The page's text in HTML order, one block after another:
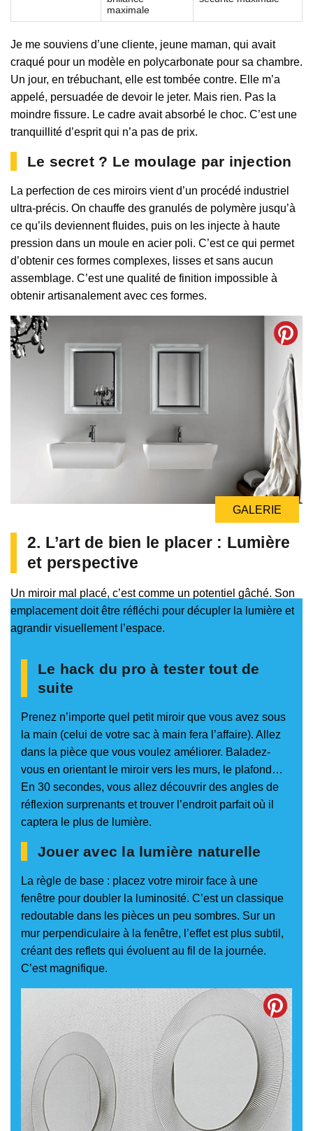
maximale
Je me souviens d’une cliente, jeune maman, qui avait
craqué pour un modèle en polycarbonate pour sa chambre.
Un jour, en trébuchant, elle est tombée contre. Elle m’a
appelé, persuadée de devoir le jeter. Mais rien. Pas la
moindre fissure. Le cadre avait absorbé le choc. C’est une
tranquillité d’esprit qui n’a pas de prix.
Le secret ? Le moulage par injection
La perfection de ces miroirs vient d’un procédé industriel
ultra-précis. On chauffe des granulés de polymère jusqu’à
ce qu’ils deviennent fluides, puis on les injecte à haute
pression dans un moule en acier poli. C’est ce qui permet
d’obtenir ces formes complexes, lisses et sans aucun
assemblage. C’est une qualité de finition impossible à
obtenir artisanalement avec ces formes.
GALERIE
2. L’art de bien le placer : Lumière
et perspective
Un miroir mal placé, c’est comme un potentiel gâché. Son
emplacement doit être réfléchi pour décupler la lumière et
agrandir visuellement l’espace.
Le hack du pro à tester tout de
suite
Prenez n’importe quel petit miroir que vous avez sous
la main (celui de votre sac à main fera l’affaire). Allez
dans la pièce que vous voulez améliorer. Baladez-
vous en orientant le miroir vers les murs, le plafond…
En 30 secondes, vous allez découvrir des angles de
réflexion surprenants et trouver l’endroit parfait où il
captera le plus de lumière.
Jouer avec la lumière naturelle
La règle de base : placez votre miroir face à une
fenêtre pour doubler la luminosité. C’est un classique
redoutable dans les pièces un peu sombres. Sur un
mur perpendiculaire à la fenêtre, l’effet est plus subtil,
créant des reflets qui évoluent au fil de la journée.
C’est magnifique.